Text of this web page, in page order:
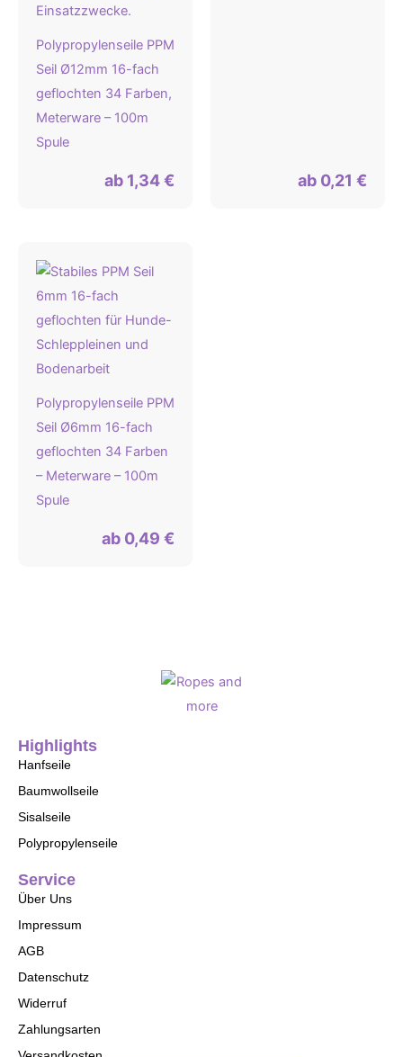
Polypropylenseile PPM
Seil Ø12mm 16-fach
geflochten 34 Farben,
Meterware – 100m
Spule
ab 1,34€ ab 0,21 €
Polypropylenseile PPM
Seil Ø6mm 16-fach
geflochten 34 Farben
– Meterware – 100m
Spule
ab 0,49 €
Highlights
Hanfseile
Baumwollseile
Sisalseile
Polypropylenseile
Service
Über Uns
Impressum
AGB
Datenschutz
Widerruf
Zahlungsarten